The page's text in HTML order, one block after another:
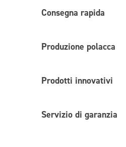
Consegna rapida
Produzione polacca
Prodotti innovativi
Servizio di garanzia